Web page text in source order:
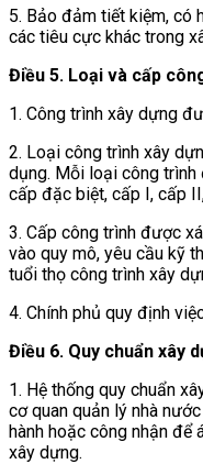
5. Bảo đảm tiết kiệm, có
các tiêu cực khác trong
Điều 5. Loại và cấp
1. Công trình xây dựng
2. Loại công trình xây
dụng. Mỗi loại công
cấp đặc biệt, cấp I, cấp
3. Cấp công trình được
vào quy mô, yêu cầu kỹ
tuổi thọ công trình xây
4. Chính phủ quy định
Điều 6. Quy chuẩn xây
1. Hệ thống quy chuẩn
cơ quan quản lý nhà
hành hoặc công nhận để
xây dựng.